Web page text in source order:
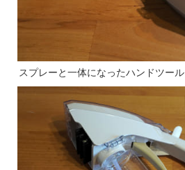
スプレーと一体になったハンドツール